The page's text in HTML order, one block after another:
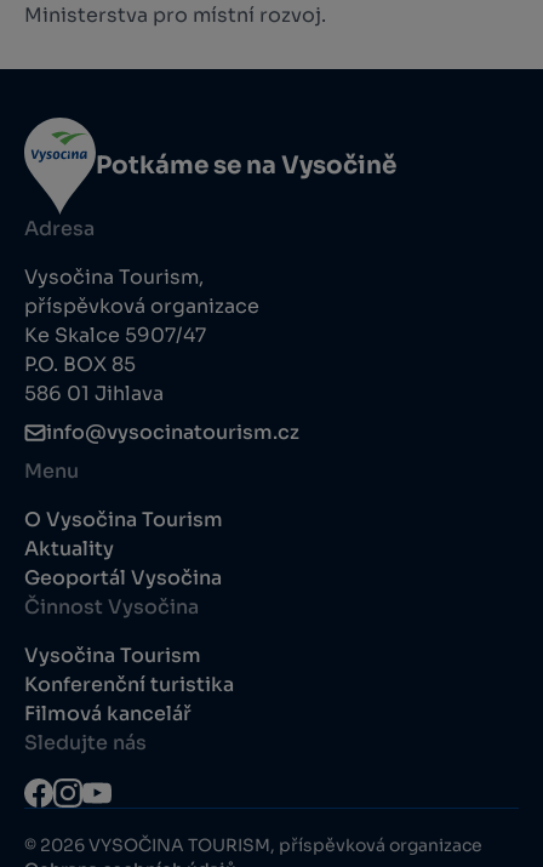
Ministerstva pro místní rozvoj.
Potkáme se na Vysočině
Adresa
Vysočina Tourism,
příspěvková organizace
Ke Skalce 5907/47
P.O. BOX 85
586 01 Jihlava
info@vysocinatourism.cz
Menu
O Vysočina Tourism
Aktuality
Geoportál Vysočina
Činnost Vysočina
Vysočina Tourism
Konferenční turistika
Filmová kancelář
Sledujte nás
© 2026 VYSOČINA TOURISM, příspěvková organizace